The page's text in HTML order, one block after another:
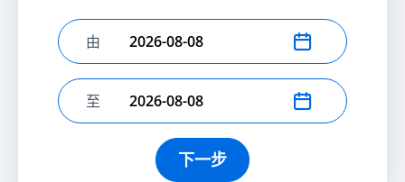
选择开始日期
由
选择结束日期
至
下一步